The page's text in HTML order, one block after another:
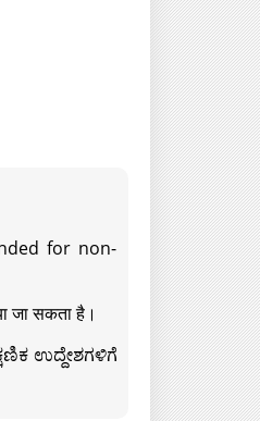
for non-
जा सकता है।
ಉದ್ದೇಶಗಳಿಗೆ